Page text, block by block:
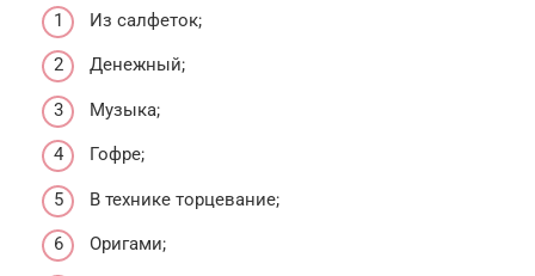
Из салфеток;
Денежный;
Музыка;
Гофре;
В технике торцевание;
Оригами;